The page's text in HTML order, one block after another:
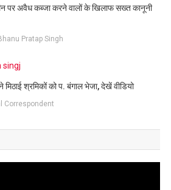
पर अवैध कब्जा करने वालों के खिलाफ सख्त कानूनी
Pratap Singh
श्रमिकों को प. बंगाल भेजा, देखें वीडियो
Correspondent